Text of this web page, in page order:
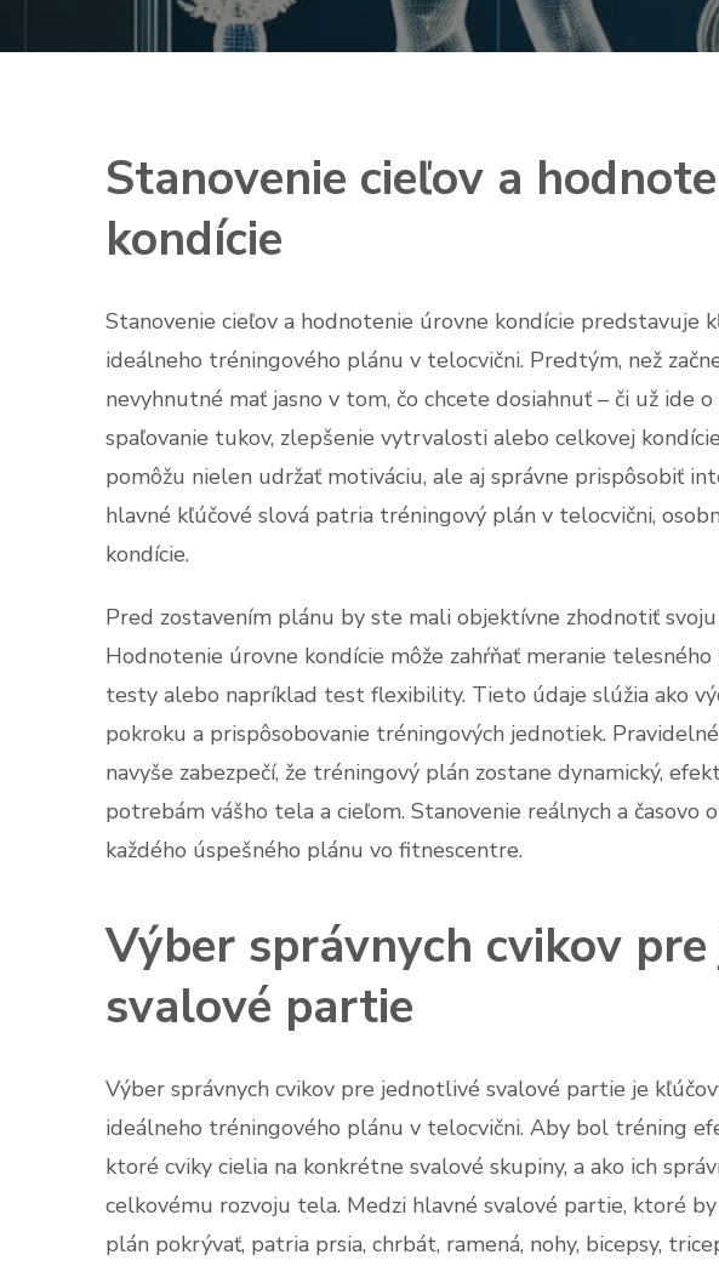
Stanovenie cieľov a
kondície
Stanovenie cieľov a hodnotenie úrovne kondície predstavuje
ideálneho tréningového plánu v telocvični. Predtým, než
nevyhnutné mať jasno v tom, čo chcete dosiahnuť – či už ide
spaľovanie tukov, zlepšenie vytrvalosti alebo celkovej
pomôžu nielen udržať motiváciu, ale aj správne prispôsobiť
hlavné kľúčové slová patria tréningový plán v telocvični,
kondície.
Pred zostavením plánu by ste mali objektívne zhodnotiť
Hodnotenie úrovne kondície môže zahŕňať meranie
testy alebo napríklad test flexibility. Tieto údaje slúžia ako
pokroku a prispôsobovanie tréningových jednotiek.
navyše zabezpečí, že tréningový plán zostane dynamický,
potrebám vášho tela a cieľom. Stanovenie reálnych a časovo
každého úspešného plánu vo fitnescentre.
Výber správnych cvikov
svalové partie
Výber správnych cvikov pre jednotlivé svalové partie je
ideálneho tréningového plánu v telocvični. Aby bol tréning
ktoré cviky cielia na konkrétne svalové skupiny, a ako ich
celkovému rozvoju tela. Medzi hlavné svalové partie, ktoré
plán pokrývať, patria prsia, chrbát, ramená, nohy, bicepsy,